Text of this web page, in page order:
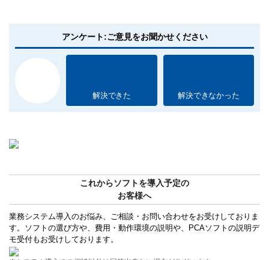
アンケート:ご意見をお聞かせください
解決できた 解決できなかった
これからソフトを導入予定の
お客様へ
業務システム導入のお悩み、ご相談・お問い合わせをお受けしておりま
す。ソフトの選び方や、費用・動作環境の説明や、PCAソフトの説明デ
モ受付もお受けしております。